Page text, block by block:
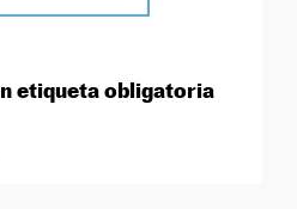
etiqueta obligatoria